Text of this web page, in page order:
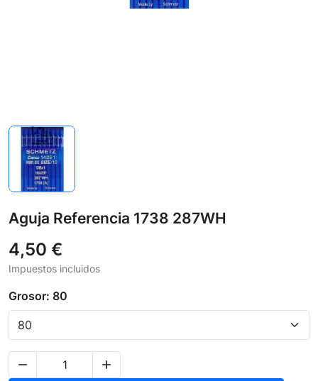
Aguja Referencia 1738 287WH
4,50 €
Impuestos incluidos
Grosor: 80

